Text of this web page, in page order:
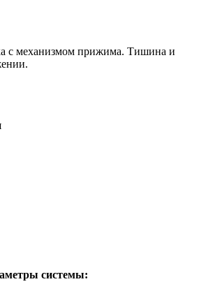
с механизмом прижима. Тишина и
системы: